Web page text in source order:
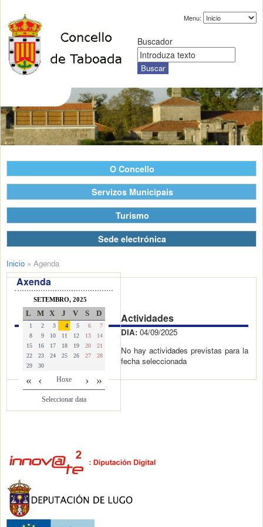
Menu:
Buscador
O Concello
Servizos Municipais
Turismo
Sede electrónica
Inicio » Agenda
Axenda
SETEMBRO, 2025
L M X J V S D
1 2 3 4 5 6
7
8
9 10 11 12 13
14
15
16 17 18 19 20
21
22
23 24 25 26 27
28
29
30
« ‹ Hoxe › »
Seleccionar data
Actividades
DIA: 04/09/2025
No hay actividades previstas para la
fecha seleccionada